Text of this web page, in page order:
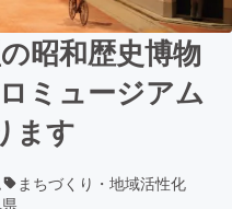
昭和歴史博物
ミュージアム
ます
まちづくり・地域活性化